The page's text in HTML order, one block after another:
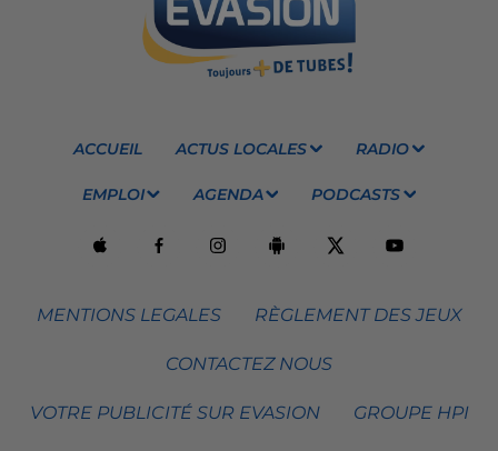
ACCUEIL ACTUS LOCALES RADIO
EMPLOI AGENDA PODCASTS
MENTIONS LEGALES RÈGLEMENT DES JEUX
CONTACTEZ NOUS
VOTRE PUBLICITÉ SUR EVASION GROUPE HPI